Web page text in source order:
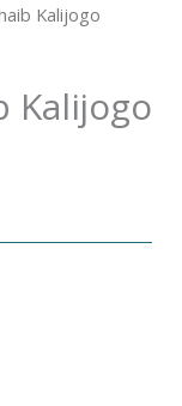
Kalijogo
Kalijogo